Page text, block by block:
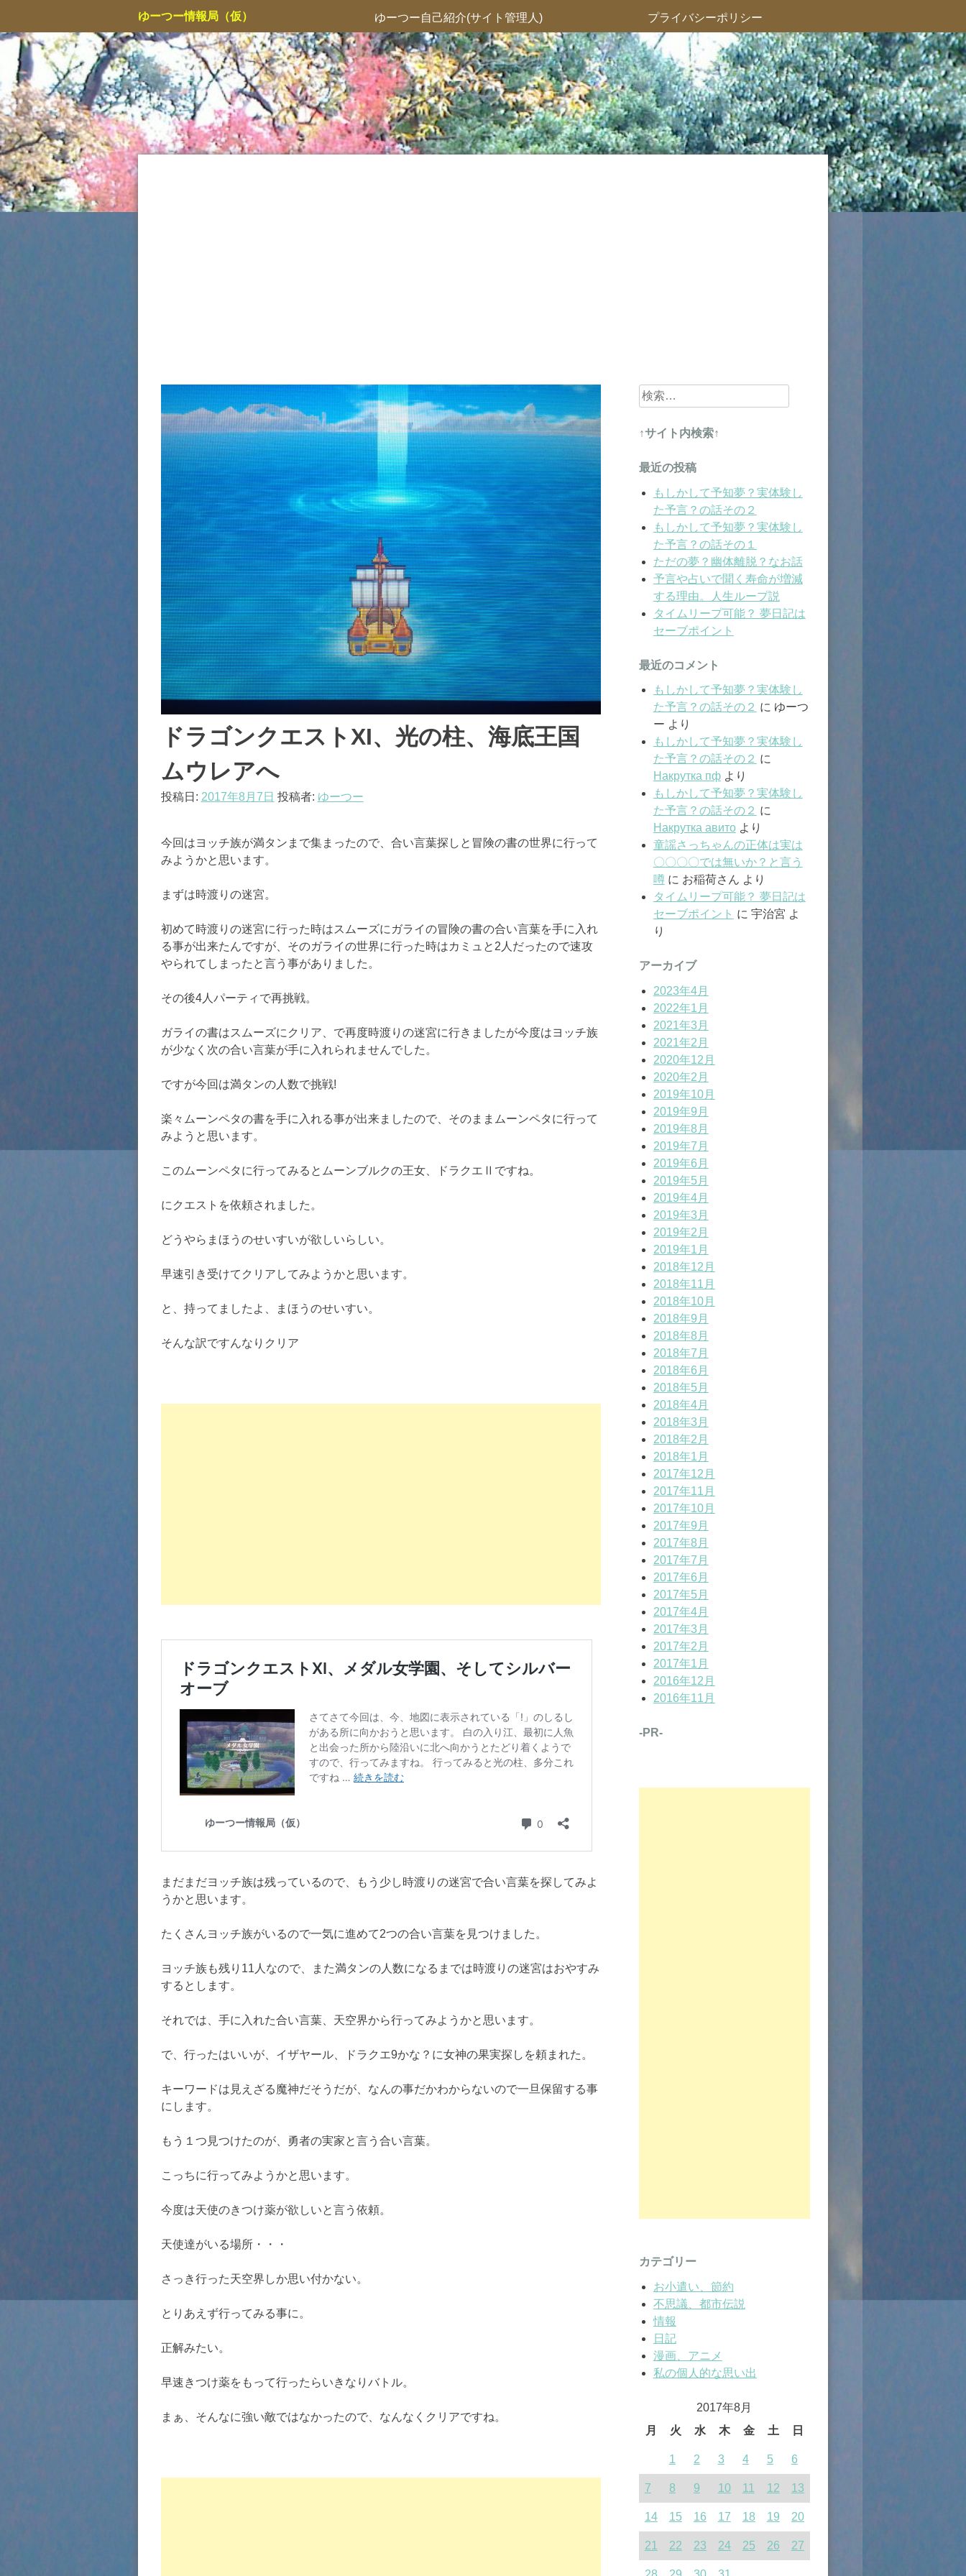
テ
へ
ス
キ
ッ
プ
ゆーつー情報局（仮） ゆーつー自己紹介(サイト管理人) プライバシーポリシー
ドラゴンクエストXI、光の柱、海底王国
ムウレアへ
投稿日: 2017年8月7日 投稿者: ゆーつー
今回はヨッチ族が満タンまで集まったので、合い言葉探しと冒険の書の世界に行って
みようかと思います。
まずは時渡りの迷宮。
初めて時渡りの迷宮に行った時はスムーズにガライの冒険の書の合い言葉を手に入れ
る事が出来たんですが、そのガライの世界に行った時はカミュと2人だったので速攻
やられてしまったと言う事がありました。
その後4人パーティで再挑戦。
ガライの書はスムーズにクリア、で再度時渡りの迷宮に行きましたが今度はヨッチ族
が少なく次の合い言葉が手に入れられませんでした。
ですが今回は満タンの人数で挑戦!
楽々ムーンペタの書を手に入れる事が出来ましたので、そのままムーンペタに行って
みようと思います。
このムーンペタに行ってみるとムーンブルクの王女、ドラクエⅡですね。
にクエストを依頼されました。
どうやらまほうのせいすいが欲しいらしい。
早速引き受けてクリアしてみようかと思います。
と、持ってましたよ、まほうのせいすい。
そんな訳ですんなりクリア
まだまだヨッチ族は残っているので、もう少し時渡りの迷宮で合い言葉を探してみよ
うかと思います。
たくさんヨッチ族がいるので一気に進めて2つの合い言葉を見つけました。
ヨッチ族も残り11人なので、また満タンの人数になるまでは時渡りの迷宮はおやすみ
するとします。
それでは、手に入れた合い言葉、天空界から行ってみようかと思います。
で、行ったはいいが、イザヤール、ドラクエ9かな？に女神の果実探しを頼まれた。
キーワードは見えざる魔神だそうだが、なんの事だかわからないので一旦保留する事
にします。
もう１つ見つけたのが、勇者の実家と言う合い言葉。
こっちに行ってみようかと思います。
今度は天使のきつけ薬が欲しいと言う依頼。
天使達がいる場所・・・
さっき行った天空界しか思い付かない。
とりあえず行ってみる事に。
正解みたい。
早速きつけ薬をもって行ったらいきなりバトル。
まぁ、そんなに強い敵ではなかったので、なんなくクリアですね。
検
索:
↑サイト内検索↑
最近の投稿
もしかして予知夢？実体験し
た予言？の話その２
もしかして予知夢？実体験し
た予言？の話その１
ただの夢？幽体離脱？なお話
予言や占いで聞く寿命が増減
する理由。人生ループ説
タイムリープ可能？ 夢日記は
セーブポイント
最近のコメント
もしかして予知夢？実体験し
た予言？の話その２ に ゆーつ
ー より
もしかして予知夢？実体験し
た予言？の話その２ に
Накрутка пфより
もしかして予知夢？実体験し
た予言？の話その２ に
Накрутка авитоより
童謡さっちゃんの正体は実は
〇〇〇〇では無いか？と言う
噂に お稲荷さん より
タイムリープ可能？ 夢日記は
セーブポイント に 宇治宮 よ
り
アーカイブ
2023年4月
2022年1月
2021年3月
2021年2月
2020年12月
2020年2月
2019年10月
2019年9月
2019年8月
2019年7月
2019年6月
2019年5月
2019年4月
2019年3月
2019年2月
2019年1月
2018年12月
2018年11月
2018年10月
2018年9月
2018年8月
2018年7月
2018年6月
2018年5月
2018年4月
2018年3月
2018年2月
2018年1月
2017年12月
2017年11月
2017年10月
2017年9月
2017年8月
2017年7月
2017年6月
2017年5月
2017年4月
2017年3月
2017年2月
2017年1月
2016年12月
2016年11月
-PR-
カテゴリー
お小遣い、節約
不思議、都市伝説
情報
日記
漫画、アニメ
私の個人的な思い出
2017年8月
月
火 水 木 金 土 日
1 2 3 4 5 6
7 8 9 10 11 12 13
14 15 16 17 18 19 20
21 22 23 24 25 26 27